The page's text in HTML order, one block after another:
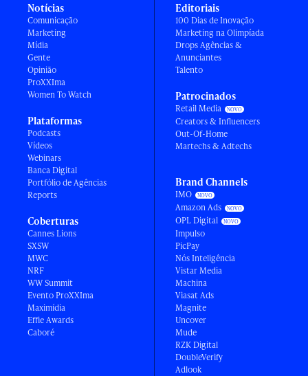
Notícias
Comunicação
Marketing
Mídia
Gente
Opinião
ProXXIma
Women To Watch
Plataformas
Podcasts
Vídeos
Webinars
Banca Digital
Portfólio de Agências
Reports
Coberturas
Cannes Lions
SXSW
MWC
NRF
WW Summit
Evento ProXXIma
Maximídia
Effie Awards
Caboré
Editoriais
100 Dias de Inovação
Marketing na Olimpíada
Drops Agências &
Anunciantes
Talento
Patrocinados
Retail Media
Creators & Influencers
Out-Of-Home
Martechs & Adtechs
Brand Channels
IMO
Amazon Ads
OPL Digital
Impulso
PicPay
Nós Inteligência
Vistar Media
Machina
Viasat Ads
Magnite
Uncover
Mude
RZK Digital
DoubleVerify
Adlook